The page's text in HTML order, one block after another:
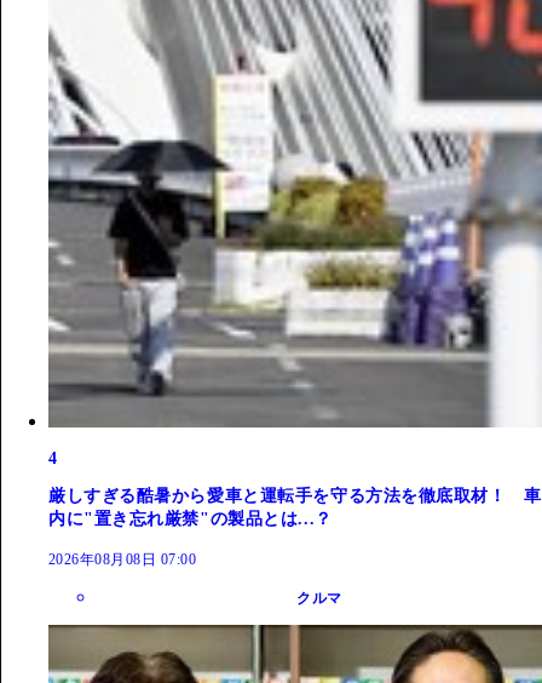
4
厳しすぎる酷暑から愛車と運転手を守る方法を徹底取材！ 車
内に"置き忘れ厳禁"の製品とは...？
2026年08月08日 07:00
クルマ